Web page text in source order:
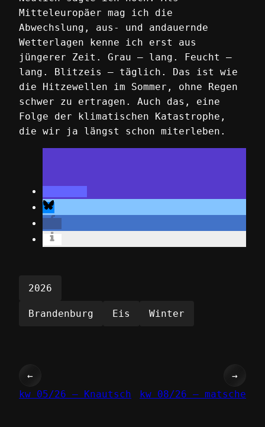
Mitteleuropäer mag ich die
Abwechslung, aus- und andauernde
Wetterlagen kenne ich erst aus
jüngerer Zeit. Grau – lang. Feucht –
lang. Blitzeis – täglich. Das ist wie
die Hitzewellen im Sommer, ohne Regen
schwer zu ertragen. Auch das, eine
Folge der klimatischen Katastrophe,
die wir ja längst schon miterleben.
2026
Brandenburg Eis Winter
←
kw 05/26 – Knautsch
kw 08/26 – matsche
→